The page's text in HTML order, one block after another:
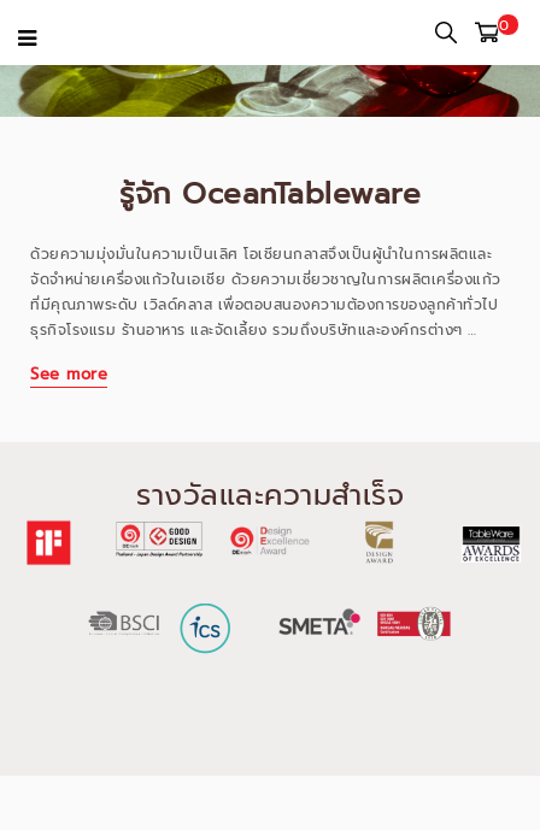
0
รู้จัก OceanTableware
ด้วยความมุ่งมั่นในความเป็นเลิศ โอเชียนกลาสจึงเป็นผู้นำในการผลิตและ
จัดจำหน่ายเครื่องแก้วในเอเชีย ด้วยความเชี่ยวชาญในการผลิตเครื่องแก้ว
ที่มีคุณภาพระดับ เวิลด์คลาส เพื่อตอบสนองความต้องการของลูกค้าทั่วไป
ธุรกิจโรงแรม ร้านอาหาร และจัดเลี้ยง รวมถึงบริษัทและองค์กรต่างๆ
โอเชียนกลาส ก่อตั้งเมื่อปี พ.ศ. 2522 และพัฒนาอย่างต่อเนื่อง เพื่อสานต่อ
ๆ ช่วยสร้างช่วง เวลาที่น่าจดจำผ่านผลิตภัณฑ์แก้วโอเชียน ด้วยความ
เชี่ยวชาญในการผลิตและการออกแบบที่เป็นเลิศกว่า 38 ปี โอเชียนกลาสจึง
เป็นผู้ผลิตเครื่องแก้วชั้นนำของ เอเชียและส่งออกไปมากกว่า 90 ประเทศ
ทั่วโลกโอเชียน มุ่งหวังที่จะเป็นส่วนหนึ่งของทุกช่วงเวลาการสังสรรค์ ด้วย
เป็นแบรนด์ที่ลูกค้ายอมรับและไว้วางใจระดับแนวหน้าของโลก
See more
รางวัลและความสำเร็จ